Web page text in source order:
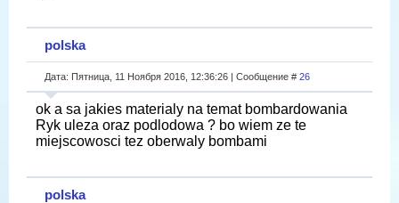
polska
Дата: Пятница, 11 Ноября 2016, 12:36:26 | Сообщение # 26
ok a sa jakies materialy na temat bombardowania
Ryk uleza oraz podlodowa ? bo wiem ze te
miejscowosci tez oberwaly bombami
polska